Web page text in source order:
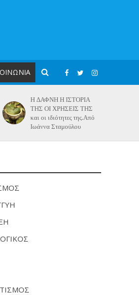
Η ΔΑΦΝΗ Η ΙΣΤΟΡΙΑ
ΤΗΣ ΟΙ ΧΡΗΣΕΙΣ ΤΗΣ
και οι ιδιότητες της.Από
Ιωάννα Σταμούλου